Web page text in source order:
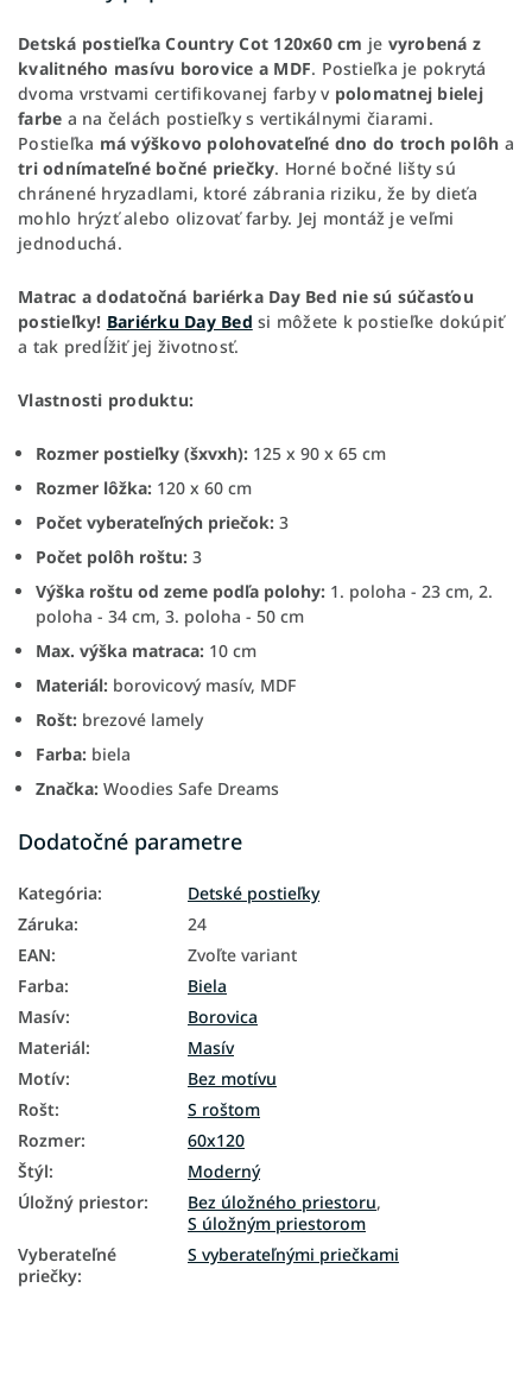
Detská postieľka Country Cot 120x60 cm je vyrobená z
kvalitného masívu borovice a MDF. Postieľka je pokrytá
dvoma vrstvami certifikovanej farby v polomatnej bielej
farbe a na čelách postieľky s vertikálnymi čiarami.
Postieľka má výškovo polohovateľné dno do troch polôh a
tri odnímateľné bočné priečky. Horné bočné lišty sú
chránené hryzadlami, ktoré zábrania riziku, že by dieťa
mohlo hrýzť alebo olizovať farby. Jej montáž je veľmi
jednoduchá.
Matrac a dodatočná bariérka Day Bed nie sú súčasťou
postieľky! Bariérku Day Bed si môžete k postieľke dokúpiť
a tak predĺžiť jej životnosť.
Vlastnosti produktu:
Rozmer postieľky (šxvxh): 125 x 90 x 65 cm
Rozmer lôžka: 120 x 60 cm
Počet vyberateľných priečok: 3
Počet polôh roštu: 3
Výška roštu od zeme podľa polohy: 1. poloha - 23 cm, 2.
poloha - 34 cm, 3. poloha - 50 cm
Max. výška matraca: 10 cm
Materiál: borovicový masív, MDF
Rošt: brezové lamely
Farba: biela
Značka: Woodies Safe Dreams
Dodatočné parametre
Kategória:
Detské postieľky
Záruka:
24
EAN:
Zvoľte variant
Farba:
Biela
Masív:
Borovica
Materiál:
Masív
Motív:
Bez motívu
Rošt:
S roštom
Rozmer:
60x120
Štýl:
Moderný
Úložný priestor: Bez úložného priestoru,
S úložným priestorom
Vyberateľné
priečky:
S vyberateľnými priečkami